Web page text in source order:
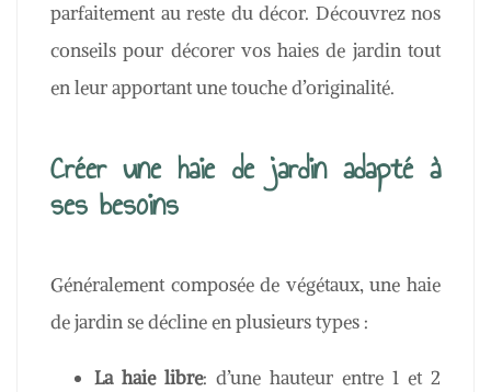
parfaitement au reste du décor. Découvrez nos
conseils pour décorer vos haies de jardin tout
en leur apportant une touche d’originalité.
Créer une haie de jardin adapté à
ses besoins
Généralement composée de végétaux, une haie
de jardin se décline en plusieurs types :
La haie libre: d’une hauteur entre 1 et 2